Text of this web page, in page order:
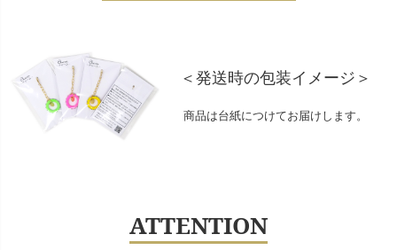
＜発送時の包装イメージ＞
商品は台紙につけてお届けします。
ATTENTION